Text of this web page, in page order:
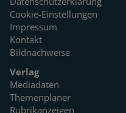
Cookie-Einstellungen
Impressum
Kontakt
Bildnachweise
Verlag
Mediadaten
Themenplaner
Rubrikanzeigen